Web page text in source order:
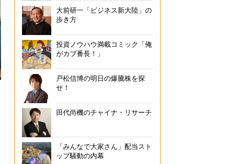
大前研一「ビジネス新大陸」の
歩き方
投資ノウハウ満載コミック「俺
がカブ番長！」
戸松信博の明日の爆騰株を探
せ！
田代尚機のチャイナ・リサーチ
「みんなで大家さん」配当スト
ップ騒動の内幕